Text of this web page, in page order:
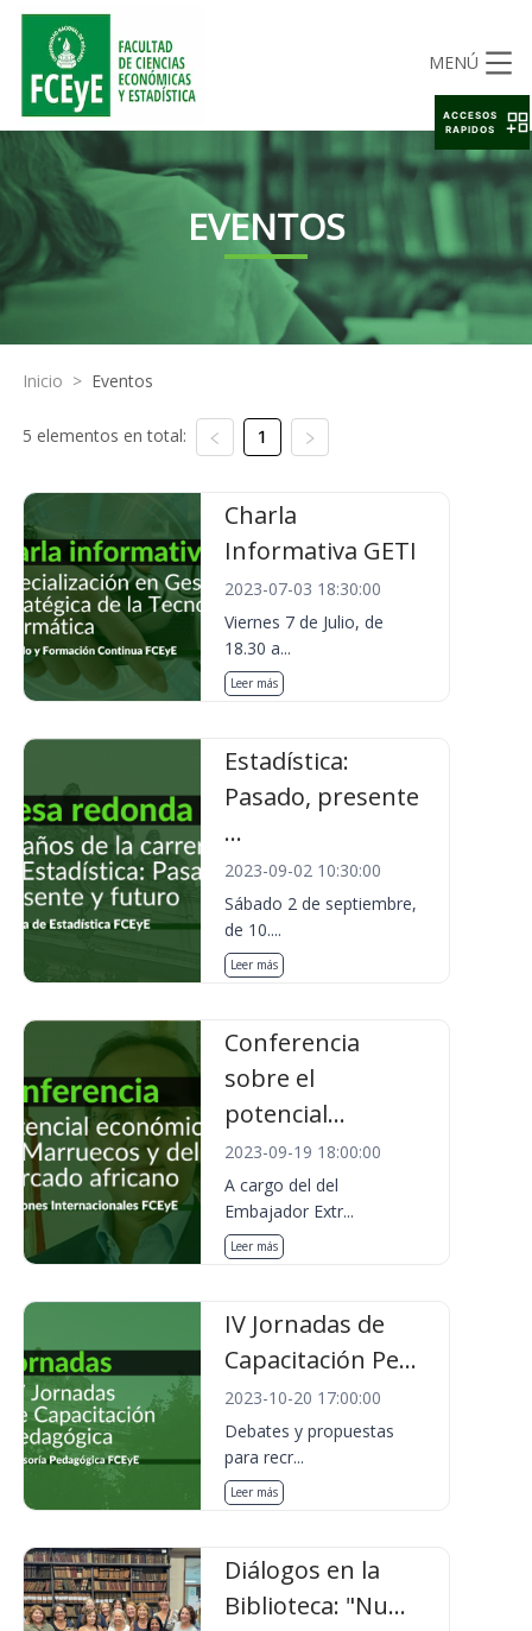
MENÚ
EVENTOS
Inicio > Eventos
5 elementos en total: 1
Charla
Informativa GETI
2023-07-03 18:30:00
Viernes 7 de Julio, de
18.30 a...
Leer más
Estadística:
Pasado, presente
...
2023-09-02 10:30:00
Sábado 2 de septiembre,
de 10....
Leer más
Conferencia
sobre el
potencial...
2023-09-19 18:00:00
A cargo del del
Embajador Extr...
Leer más
IV Jornadas de
Capacitación Pe...
2023-10-20 17:00:00
Debates y propuestas
para recr...
Leer más
Diálogos en la
Biblioteca: "Nu...
ACCESOS
RAPIDOS